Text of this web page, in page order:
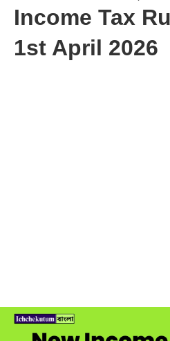
Income Tax
1st April 2026